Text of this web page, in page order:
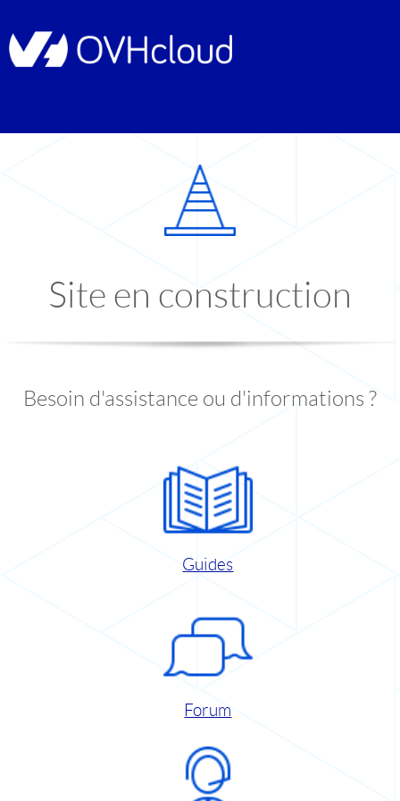
Site en construction
Besoin d'assistance ou d'informations ?
Guides
Forum